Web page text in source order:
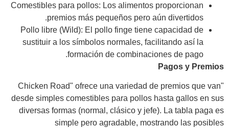
Comestibles para pollos: Los alimentos proporcionan
premios más pequeños pero aún divertidos.
Pollo libre (Wild): El pollo finge tiene capacidad de
sustituir a los símbolos normales, facilitando así la
formación de combinaciones de pago.
Pagos y Premios
"Chicken Road" ofrece una variedad de premios que van
desde simples comestibles para pollos hasta gallos en sus
diversas formas (normal, clásico y jefe). La tabla paga es
simple pero agradable, mostrando las posibles